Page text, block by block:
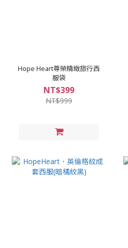
Hope Heart尊榮精緻旅行西
服袋
NT$399
NT$999